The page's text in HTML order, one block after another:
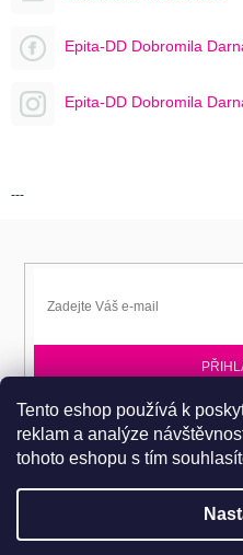
Tento eshop používá k
reklam a analýze
tohoto eshopu s tím
Epita-DD Dobromila
Epita-DD Dobromila
---
Přihlaste se k EPITA-DD a